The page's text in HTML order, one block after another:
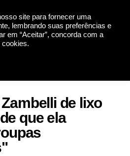
site para fornecer uma
lembrando suas preferências e
em “Aceitar”, concorda com a
cookies.
de lixo
que ela